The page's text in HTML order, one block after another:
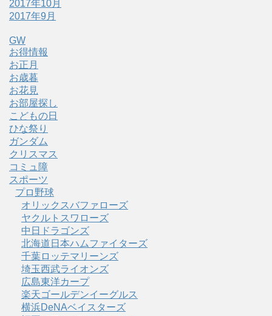
2017年10月
2017年9月
GW
お得情報
お正月
お歳暮
お花見
お部屋探し
こどもの日
ひな祭り
ガンダム
クリスマス
コミュ障
スポーツ
プロ野球
オリックスバファローズ
ヤクルトスワローズ
中日ドラゴンズ
北海道日本ハムファイターズ
千葉ロッテマリーンズ
埼玉西武ライオンズ
広島東洋カープ
楽天ゴールデンイーグルス
横浜DeNAベイスターズ